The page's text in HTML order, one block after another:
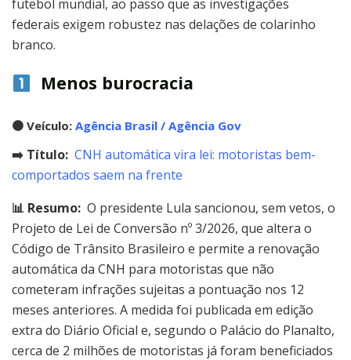
futebol mundial, ao passo que as investigações
federais exigem robustez nas delações de colarinho
branco.
Menos burocracia
🟠 Veículo: Agência Brasil / Agência Gov
➡️ Título: CNH automática vira lei: motoristas bem-
comportados saem na frente
📊 Resumo: O presidente Lula sancionou, sem vetos, o
Projeto de Lei de Conversão nº 3/2026, que altera o
Código de Trânsito Brasileiro e permite a renovação
automática da CNH para motoristas que não
cometeram infrações sujeitas a pontuação nos 12
meses anteriores. A medida foi publicada em edição
extra do Diário Oficial e, segundo o Palácio do Planalto,
cerca de 2 milhões de motoristas já foram beneficiados